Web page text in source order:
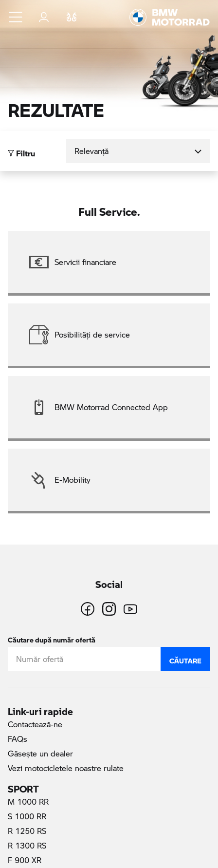
Sari la conținutul principal
Autentificare
REZULTATE
Filtru
Full Service.
Servicii financiare
Posibilităţi de service
BMW Motorrad Connected App
E-Mobility
Social
Căutare după număr ofertă
CĂUTARE
Link-uri rapide
Contactează-ne
FAQs
Găseşte un dealer
Vezi motocicletele noastre rulate
SPORT
M 1000 RR
S 1000 RR
R 1250 RS
R 1300 RS
F 900 XR